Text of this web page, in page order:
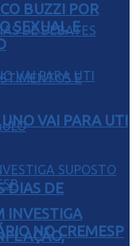
DIAS DE
BUZZI POR
SEXUAL E
VAI PARA UTI
INVESTIGA
NO CREMESP